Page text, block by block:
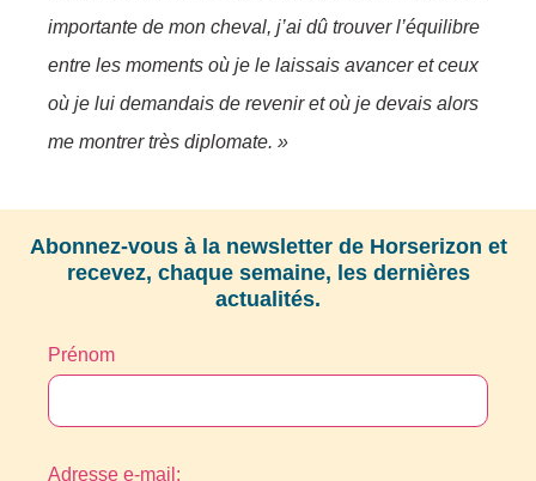
importante de mon cheval, j’ai dû trouver l’équilibre
entre les moments où je le laissais avancer et ceux
où je lui demandais de revenir et où je devais alors
me montrer très diplomate. »
Abonnez-vous à la newsletter de Horserizon et
recevez, chaque semaine, les dernières
actualités.
Prénom
Adresse e-mail: